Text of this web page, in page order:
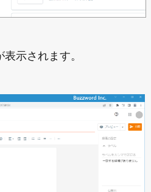
示されます。